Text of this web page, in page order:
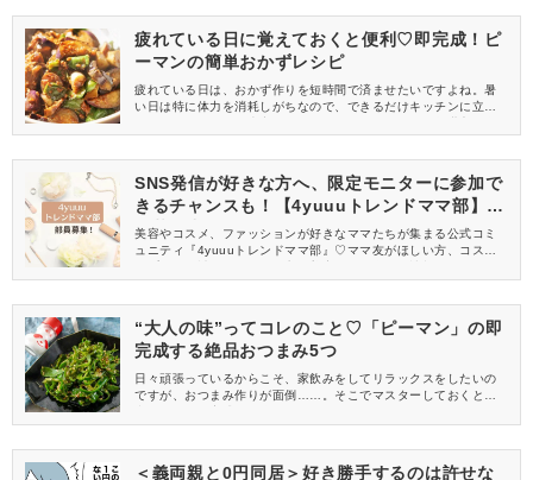
疲れている日に覚えておくと便利♡即完成！ピ
ーマンの簡単おかずレシピ
疲れている日は、おかず作りを短時間で済ませたいですよね。暑
い日は特に体力を消耗しがちなので、できるだけキッチンに立ち
在ともいえる即完成するおかずレシピをご紹介します♡子どもも食
SNS発信が好きな方へ、限定モニターに参加で
きるチャンスも！【4yuuuトレンドママ部】部
員募集中
美容やコスメ、ファッションが好きなママたちが集まる公式コミ
ュニティ『4yuuuトレンドママ部』♡ママ友がほしい方、コスメサ
信してくれる方を募集しています！
“大人の味”ってコレのこと♡「ピーマン」の即
完成する絶品おつまみ5つ
日々頑張っているからこそ、家飲みをしてリラックスをしたいの
ですが、おつまみ作りが面倒……。そこでマスターしておくと便
調理するだけでお酒によく合う一品が完成する、「ピーマン」を
＜義両親と0円同居＞好き勝手するのは許せな